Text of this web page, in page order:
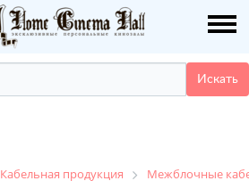
Кабельная продукция
Межблочные
О НАС
КАТАЛОГ